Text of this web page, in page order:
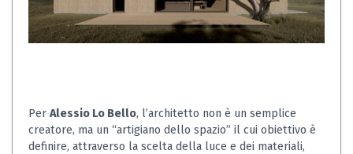
Per Alessio Lo Bello, l’architetto non è un semplice
creatore, ma un “artigiano dello spazio” il cui obiettivo è
definire, attraverso la scelta della luce e dei materiali,